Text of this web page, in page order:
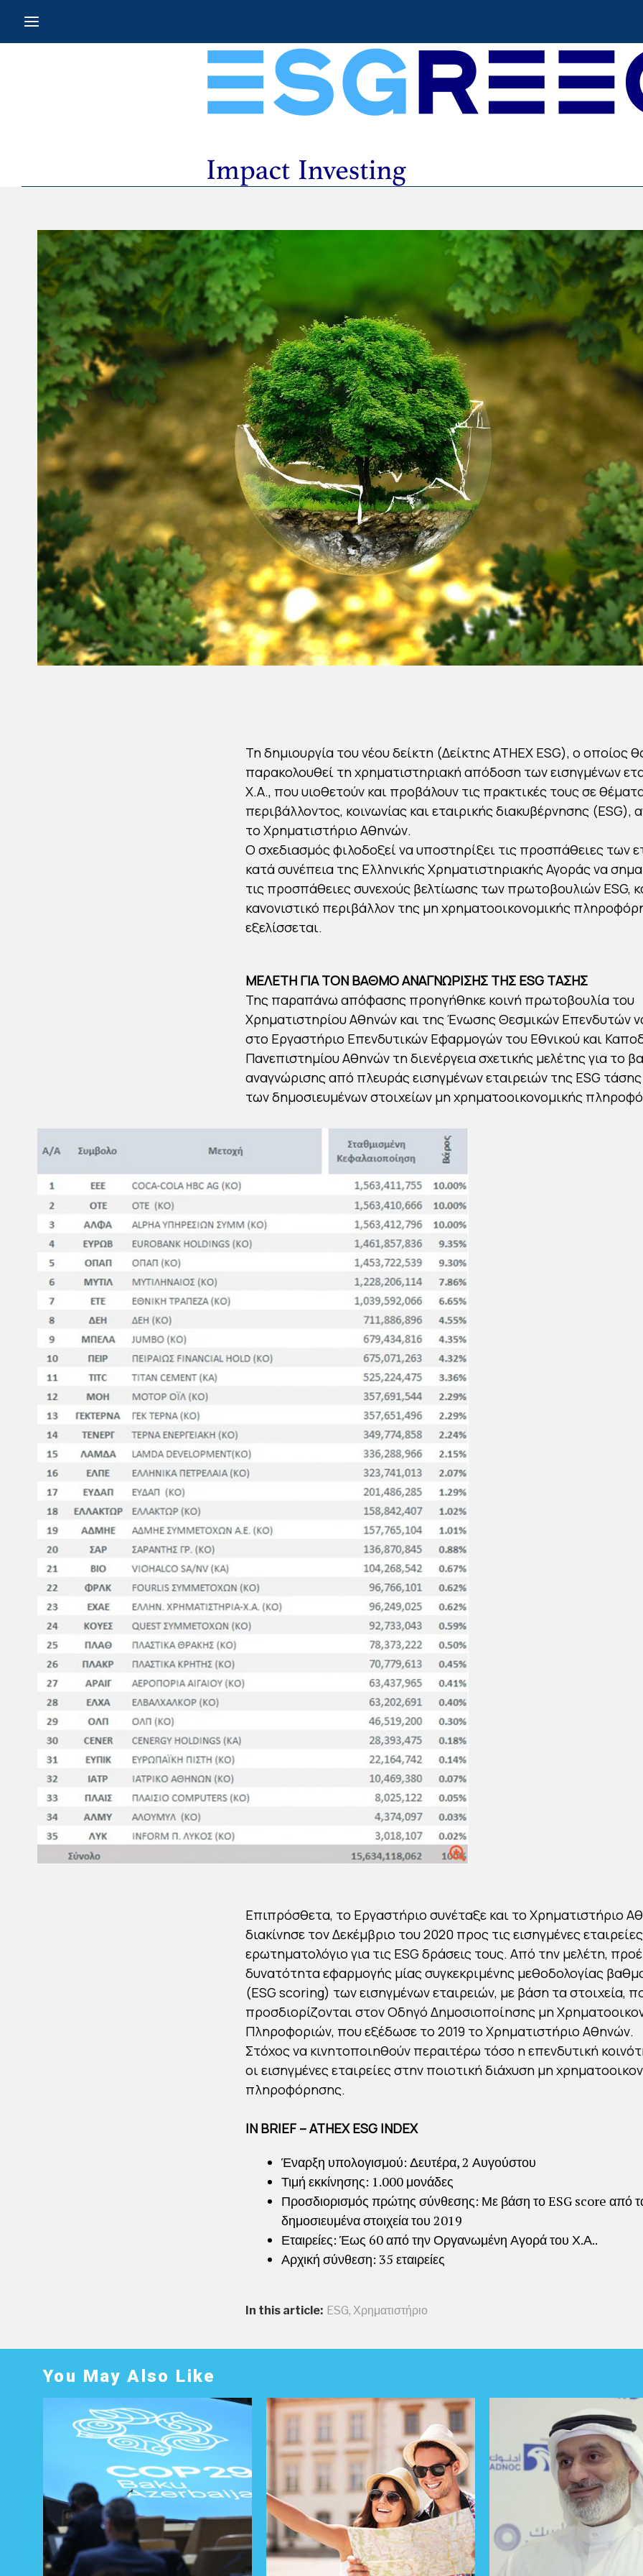
Τη δημιουργία του νέου δείκτη (Δείκτης ATHEX ESG), ο οποίος
παρακολουθεί τη χρηματιστηριακή απόδοση των εισηγμένων
Χ.Α., που υιοθετούν και προβάλουν τις πρακτικές τους σε
περιβάλλοντος, κοινωνίας και εταιρικής διακυβέρνησης (ESG),
τo Χρηματιστήριο Αθηνών.
Ο σχεδιασμός φιλοδοξεί να υποστηρίξει τις προσπάθειες των
κατά συνέπεια της Ελληνικής Χρηματιστηριακής Αγοράς να
τις προσπάθειες συνεχούς βελτίωσης των πρωτοβουλιών ESG,
κανονιστικό περιβάλλον της μη χρηματοοικονομικής
εξελίσσεται.
ΜΕΛΕΤΗ ΓΙΑ ΤΟΝ ΒΑΘΜΟ ΑΝΑΓΝΩΡΙΣΗΣ ΤΗΣ ESG ΤΑΣΗΣ
Της παραπάνω απόφασης προηγήθηκε κοινή πρωτοβουλία του
Χρηματιστηρίου Αθηνών και της Ένωσης Θεσμικών Επενδυτών
στο Εργαστήριο Επενδυτικών Εφαρμογών του Εθνικού και
Πανεπιστημίου Αθηνών τη διενέργεια σχετικής μελέτης για το
αναγνώρισης από πλευράς εισηγμένων εταιρειών της ESG
των δημοσιευμένων στοιχείων μη χρηματοοικονομικής
Επιπρόσθετα, το Εργαστήριο συνέταξε και το Χρηματιστήριο
διακίνησε τον Δεκέμβριο του 2020 προς τις εισηγμένες
ερωτηματολόγιο για τις ESG δράσεις τους. Από την μελέτη,
δυνατότητα εφαρμογής μίας συγκεκριμένης μεθοδολογίας
(ESG scoring) των εισηγμένων εταιρειών, με βάση τα στοιχεία,
προσδιορίζονται στον Οδηγό Δημοσιοποίησης μη
Πληροφοριών, που εξέδωσε το 2019 το Χρηματιστήριο Αθηνών.
Στόχος να κινητοποιηθούν περαιτέρω τόσο η επενδυτική
οι εισηγμένες εταιρείες στην ποιοτική διάχυση μη
πληροφόρησης.
ΙN BRIEF – ATHEX ESG INDEX
Έναρξη υπολογισμού: Δευτέρα, 2 Αυγούστου
Τιμή εκκίνησης: 1.000 μονάδες
Προσδιορισμός πρώτης σύνθεσης: Με βάση το ESG score από
δημοσιευμένα στοιχεία του 2019
Εταιρείες: Έως 60 από την Οργανωμένη Αγορά του Χ.Α..
Αρχική σύνθεση: 35 εταιρείες
In this article: ESG, Χρηματιστήριο
You May Also Like